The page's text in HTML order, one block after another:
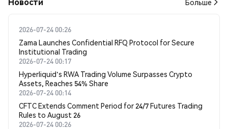
Больше
2026-07-24 00:26
Zama Launches Confidential RFQ Protocol for Secure
Institutional Trading
2026-07-24 00:17
Hyperliquid's RWA Trading Volume Surpasses Crypto
Assets, Reaches 54% Share
2026-07-24 00:14
CFTC Extends Comment Period for 24/7 Futures Trading
Rules to August 26
2026-07-24 00:26